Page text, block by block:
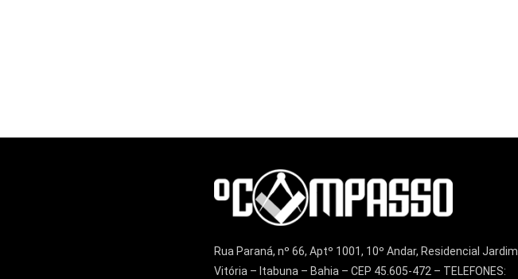
Rua Paraná, nº 66, Aptº 1001, 10º Andar, Residencial Jardim
Vitória – Itabuna – Bahia – CEP 45.605-472 – TELEFONES: